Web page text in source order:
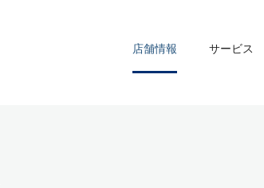
店舗情報 サービス